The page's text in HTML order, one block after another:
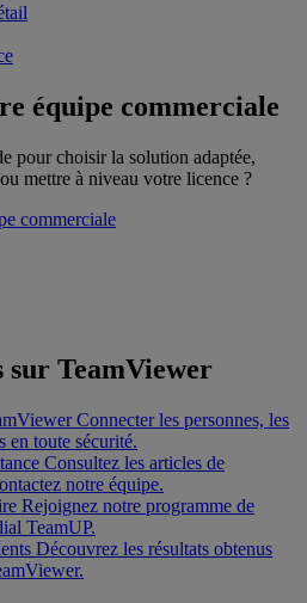
équipe commerciale
pour choisir la solution adaptée,
mettre à niveau votre licence ?
commerciale
sur TeamViewer
Connecter les personnes, les
en toute sécurité.
Consultez les articles de
notre équipe.
Rejoignez notre programme de
TeamUP.
Découvrez les résultats obtenus